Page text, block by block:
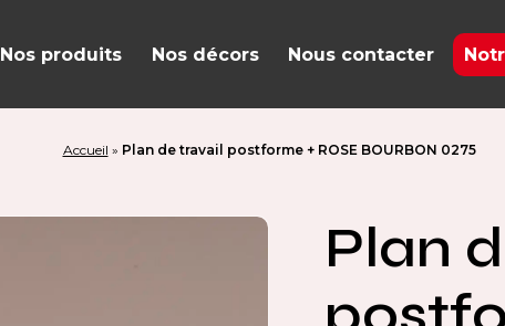
Nos produits Nos décors Nous contacter
Accueil » Plan de travail postforme + ROSE BOURBON 0275
Plan